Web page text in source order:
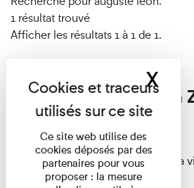
1 résultat trouvé
Afficher les résultats 1 à 1 de 1.
Hélène Gaudy - Villa
Lecture
couchant) [Angle nord-est de la
Zamir et lumières du ...
Ce site web utilise des
cookies déposés par des
partenaires pour vous
proposer : la mesure
X